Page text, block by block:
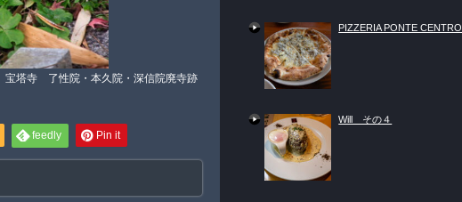
宝塔寺 了性院・本久院・深信院廃寺跡
feedly Pin it
PIZZERIA PONTE CENTRO
Will その４